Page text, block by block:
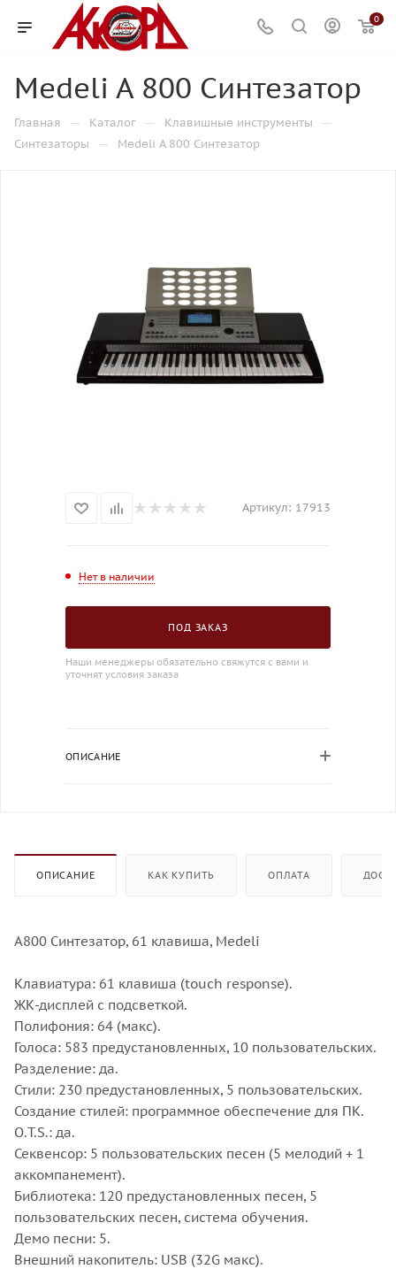
0
Medeli A 800 Синтезатор
Главная — Каталог — Клавишные инструменты —
Синтезаторы — Medeli A 800 Синтезатор
Артикул: 17913
Нет в наличии
ПОД ЗАКАЗ
Наши менеджеры обязательно свяжутся с вами и
уточнят условия заказа
ОПИСАНИЕ
ОПИСАНИЕ КАК КУПИТЬ ОПЛАТА
A800 Синтезатор, 61 клавиша, Medeli
Клавиатура: 61 клавиша (touch response).
ЖК-дисплей с подсветкой.
Полифония: 64 (макс).
Голоса: 583 предустановленных, 10 пользовательских.
Разделение: да.
Стили: 230 предустановленных, 5 пользовательских.
Создание стилей: программное обеспечение для ПК.
O.T.S.: да.
Секвенсор: 5 пользовательских песен (5 мелодий + 1
аккомпанемент).
Библиотека: 120 предустановленных песен, 5
пользовательских песен, система обучения.
Демо песни: 5.
Внешний накопитель: USB (32G макс).